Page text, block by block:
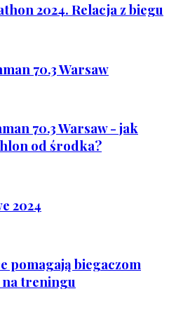
2024. Relacja z biegu
70.3 Warsaw
70.3 Warsaw - jak
od środka?
2024
pomagają biegaczom
na treningu